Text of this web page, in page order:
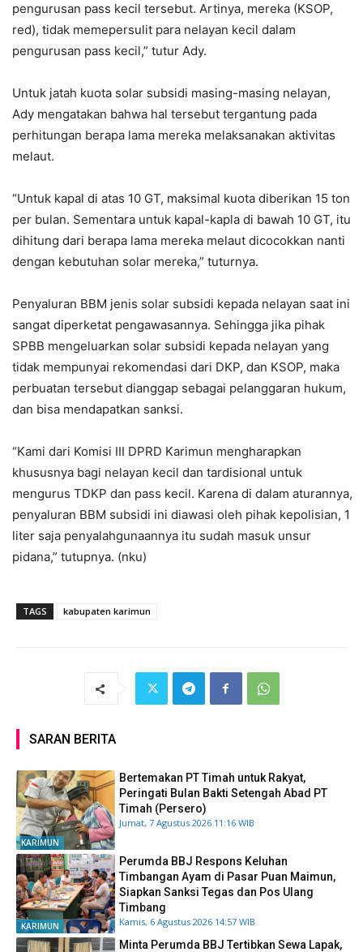
pengurusan pass kecil tersebut. Artinya, mereka (KSOP,
red), tidak memepersulit para nelayan kecil dalam
pengurusan pass kecil,” tutur Ady.
Untuk jatah kuota solar subsidi masing-masing nelayan,
Ady mengatakan bahwa hal tersebut tergantung pada
perhitungan berapa lama mereka melaksanakan aktivitas
melaut.
“Untuk kapal di atas 10 GT, maksimal kuota diberikan 15 ton
per bulan. Sementara untuk kapal-kapla di bawah 10 GT, itu
dihitung dari berapa lama mereka melaut dicocokkan nanti
dengan kebutuhan solar mereka,” tuturnya.
Penyaluran BBM jenis solar subsidi kepada nelayan saat ini
sangat diperketat pengawasannya. Sehingga jika pihak
SPBB mengeluarkan solar subsidi kepada nelayan yang
tidak mempunyai rekomendasi dari DKP, dan KSOP, maka
perbuatan tersebut dianggap sebagai pelanggaran hukum,
dan bisa mendapatkan sanksi.
“Kami dari Komisi III DPRD Karimun mengharapkan
khususnya bagi nelayan kecil dan tardisional untuk
mengurus TDKP dan pass kecil. Karena di dalam aturannya,
penyaluran BBM subsidi ini diawasi oleh pihak kepolisian, 1
liter saja penyalahgunaannya itu sudah masuk unsur
pidana,” tutupnya. (nku)
TAGS kabupaten karimun
SARAN BERITA
KARIMUN
Bertemakan PT Timah untuk Rakyat,
Peringati Bulan Bakti Setengah Abad PT
Timah (Persero)
Jumat, 7 Agustus 2026 11:16 WIB
KARIMUN
Perumda BBJ Respons Keluhan
Timbangan Ayam di Pasar Puan Maimun,
Siapkan Sanksi Tegas dan Pos Ulang
Timbang
Kamis, 6 Agustus 2026 14:57 WIB
Minta Perumda BBJ Tertibkan Sewa Lapak,